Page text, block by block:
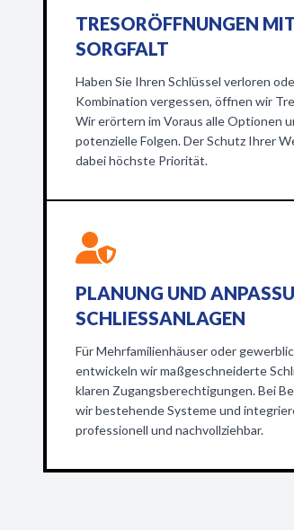
TRESORÖFFNUNGEN
SORGFALT
Haben Sie Ihren Schlüssel verloren
Kombination vergessen, öffnen wir
Wir erörtern im Voraus alle Optionen
potenzielle Folgen. Der Schutz Ihrer
dabei höchste Priorität.
PLANUNG UND
SCHLIESSANLAGEN
Für Mehrfamilienhäuser oder
entwickeln wir maßgeschneiderte
klaren Zugangsberechtigungen. Bei
wir bestehende Systeme und
professionell und nachvollziehbar.